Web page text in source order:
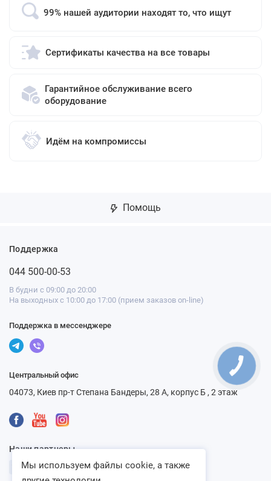
99% нашей аудитории находят то, что ищут
Сертификаты качества на все товары
Гарантийное обслуживание всего
оборудование
Идём на компромиссы
Помощь
Поддержка
044 500-00-53
В будни с 09:00 до 20:00
На выходных с 10:00 до 17:00 (прием заказов on-line)
Поддержка в мессенджере
Центральный офис
04073, Киев пр-т Степана Бандеры, 28 А, корпус Б , 2 этаж
Наши партнеры
Мы используем файлы cookie, а также